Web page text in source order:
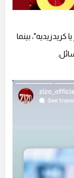
بينما